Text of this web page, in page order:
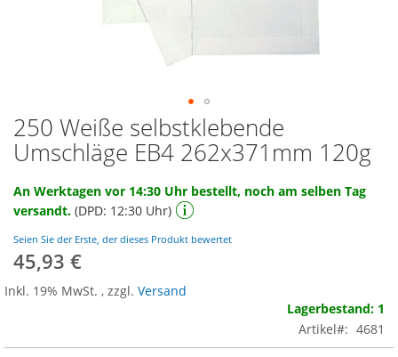
Zum
Anfang
der
springen
250 Weiße selbstklebende
Umschläge EB4 262x371mm 120g
An Werktagen vor 14:30 Uhr bestellt, noch am selben Tag
versandt. (DPD: 12:30 Uhr)
Seien Sie der Erste, der dieses Produkt bewertet
45,93 €
Inkl. 19% MwSt. , zzgl. Versand
Lagerbestand: 1
Artikel
4681